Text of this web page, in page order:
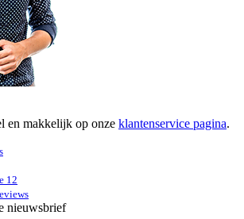
en makkelijk op onze klantenservice pagina.
12
nieuwsbrief